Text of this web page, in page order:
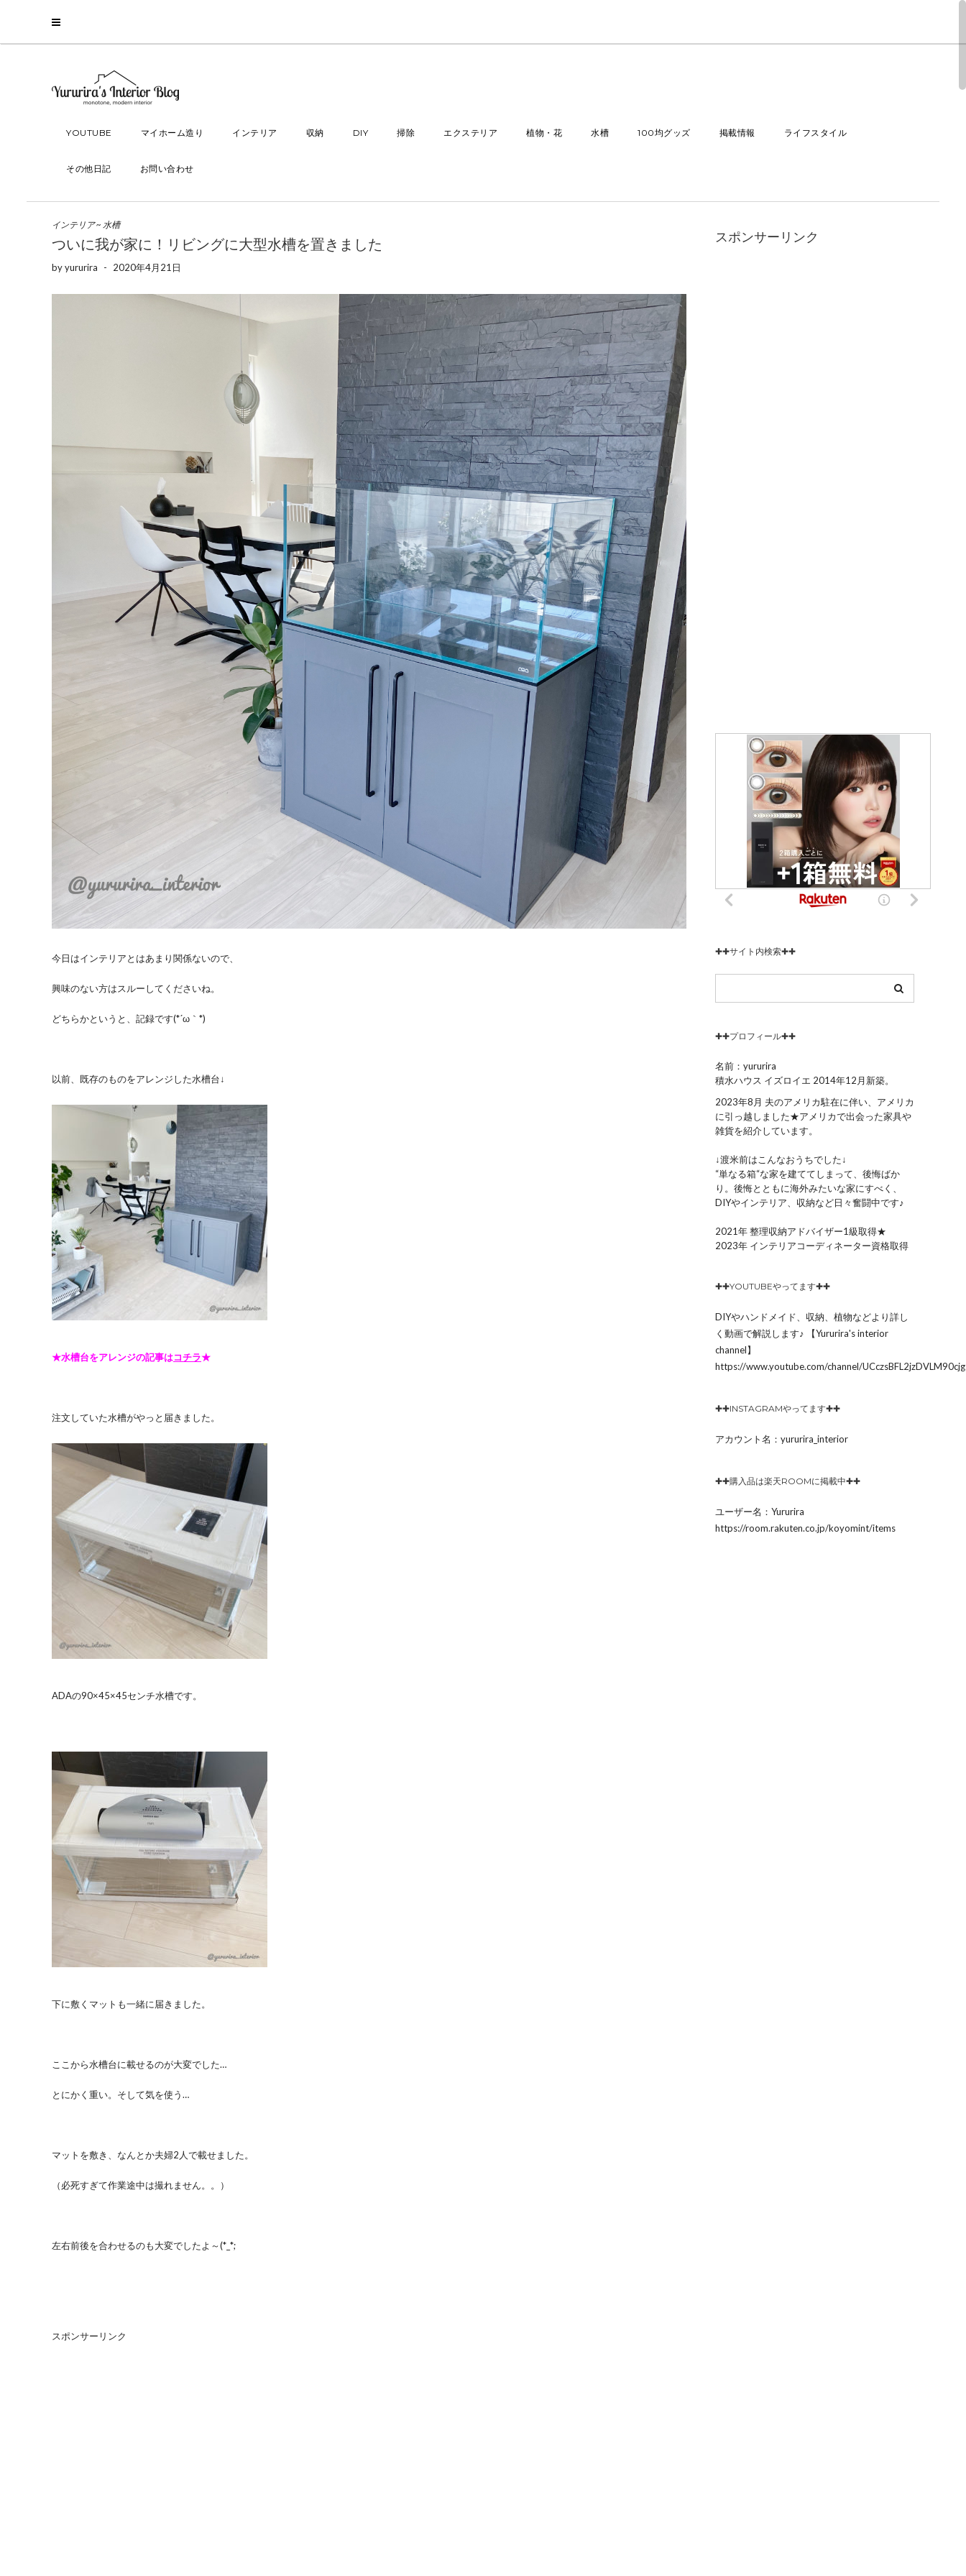
YOUTUBE マイホーム造り インテリア 収納 DIY 掃除 エクステリア 植物・花 水槽 100均グッズ 掲載情報 ライフスタイル
その他日記 お問い合わせ
インテリア~ 水槽
ついに我が家に！リビングに大型水槽を置きました
byyururira - 2020年4月21日
今日はインテリアとはあまり関係ないので、
興味のない方はスルーしてくださいね。
どちらかというと、記録です(*´ω｀*)
以前、既存のものをアレンジした水槽台↓
★水槽台をアレンジの記事はコチラ★
注文していた水槽がやっと届きました。
ADAの90×45×45センチ水槽です。
下に敷くマットも一緒に届きました。
ここから水槽台に載せるのが大変でした…
とにかく重い。そして気を使う…
マットを敷き、なんとか夫婦2人で載せました。
（必死すぎて作業途中は撮れません。。）
左右前後を合わせるのも大変でしたよ～(*_*;
スポンサーリンク
スポンサーリンク
✚✚サイト内検索✚✚
✚✚プロフィール✚✚
名前：yururira
積水ハウス イズロイエ 2014年12月新築。
2023年8月 夫のアメリカ駐在に伴い、アメリカ
に引っ越しました★アメリカで出会った家具や
雑貨を紹介しています。
↓渡米前はこんなおうちでした↓
“単なる箱“な家を建ててしまって、後悔ばか
り。後悔とともに海外みたいな家にすべく、
DIYやインテリア、収納など日々奮闘中です♪
2021年 整理収納アドバイザー1級取得★
2023年 インテリアコーディネーター資格取得
✚✚YOUTUBEやってます✚✚
DIYやハンドメイド、収納、植物などより詳し
く動画で解説します♪ 【Yururira's interior
channel】
https://www.youtube.com/channel/
✚✚INSTAGRAMやってます✚✚
アカウント名：yururira_interior
✚✚購入品は楽天ROOMに掲載中✚✚
ユーザー名：Yururira
https://room.rakuten.co.jp/koyomint/items